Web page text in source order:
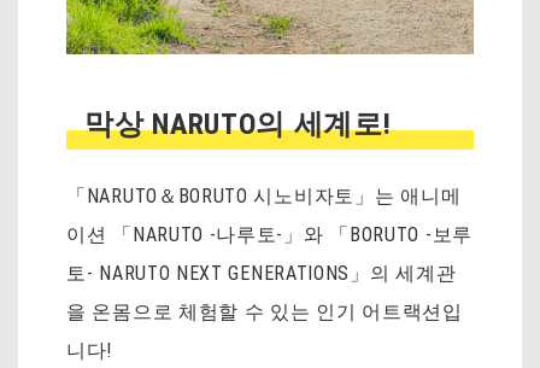
막상 NARUTO의 세계로!
「NARUTO＆BORUTO 시노비자토」는 애니메
이션 「NARUTO -나루토-」와 「BORUTO -보루
토- NARUTO NEXT GENERATIONS」의 세계관
을 온몸으로 체험할 수 있는 인기 어트랙션입
니다!